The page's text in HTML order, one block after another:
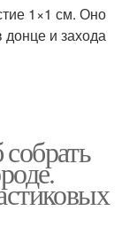
1×1 см. Оно
и захода